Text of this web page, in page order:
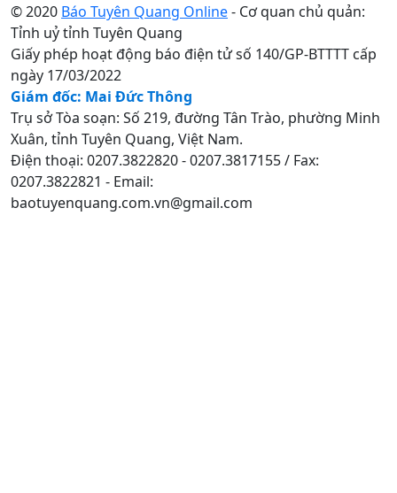
© 2020 Báo Tuyên Quang Online- Cơ quan chủ quản:
Tỉnh uỷ tỉnh Tuyên Quang
Giấy phép hoạt động báo điện tử số 140/GP-BTTTT cấp
ngày 17/03/2022
Giám đốc: Mai Đức Thông
Trụ sở Tòa soạn: Số 219, đường Tân Trào, phường Minh
Xuân, tỉnh Tuyên Quang, Việt Nam.
Điện thoại: 0207.3822820 - 0207.3817155 / Fax:
0207.3822821 - Email:
baotuyenquang.com.vn@gmail.com